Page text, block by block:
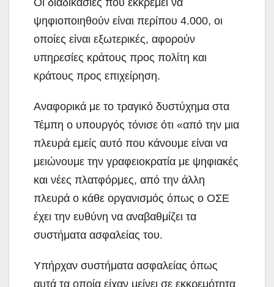
Οι διαδικασίες που εκκρεμεί να
ψηφιοποιηθούν είναι περίπου 4.000, οι
οποίες είναι εξωτερικές, αφορούν
υπηρεσίες κράτους προς πολίτη και
κράτους προς επιχείρηση.
Αναφορικά με το τραγικό δυστύχημα στα
Τέμπη ο υπουργός τόνισε ότι «από την μια
πλευρά εμείς αυτό που κάνουμε είναι να
μειώνουμε την γραφειοκρατία με ψηφιακές
και νέες πλατφόρμες, από την άλλη
πλευρά ο κάθε οργανισμός όπως ο ΟΣΕ
έχει την ευθύνη να αναβαθμίζει τα
συστήματα ασφαλείας του.
Υπήρχαν συστήματα ασφαλείας όπως
αυτά τα οποία είχαν μείνει σε εκκρεμότητα